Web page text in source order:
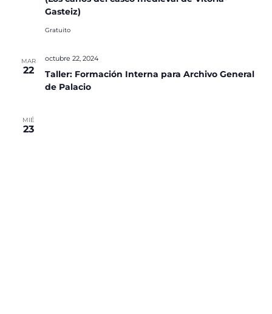
Gasteiz)
Gratuito
MAR
22
Taller: Formación Interna para Archivo General
de Palacio
octubre 22, 2024
MIÉ
23